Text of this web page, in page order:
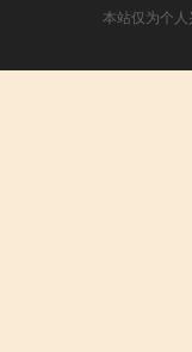
本站仅为个